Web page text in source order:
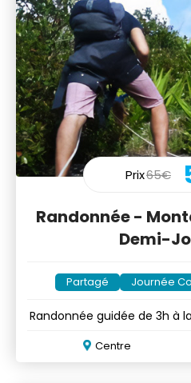
Prix65€
Randonnée -
Demi-
Partagé Journée
Randonnée guidée de 3h à
Centre